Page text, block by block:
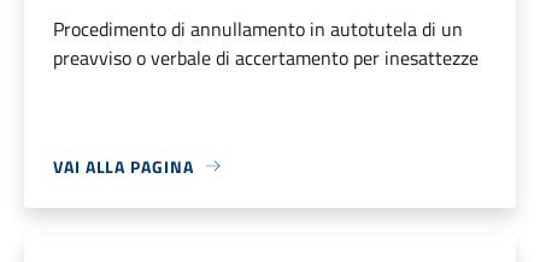
Procedimento di annullamento in autotutela di un
preavviso o verbale di accertamento per inesattezze
VAI ALLA PAGINA